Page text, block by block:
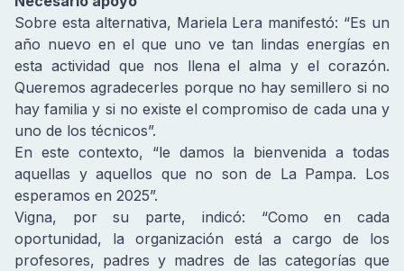
Sobre esta alternativa, Mariela Lera manifestó: “Es un
año nuevo en el que uno ve tan lindas energías en
esta actividad que nos llena el alma y el corazón.
Queremos agradecerles porque no hay semillero si no
hay familia y si no existe el compromiso de cada una y
uno de los técnicos”.
En este contexto, “le damos la bienvenida a todas
aquellas y aquellos que no son de La Pampa. Los
esperamos en 2025”.
Vigna, por su parte, indicó: “Como en cada
oportunidad, la organización está a cargo de los
profesores, padres y madres de las categorías que